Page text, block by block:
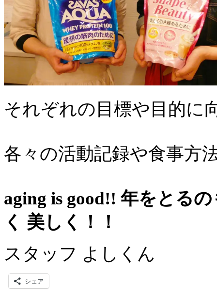
それぞれの目標や目的に
各々の活動記録や食事方
aging is good!! 年をとる
く 美しく！！
スタッフ よしくん
シェア